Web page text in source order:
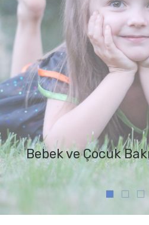
Bebek ve Çocuk